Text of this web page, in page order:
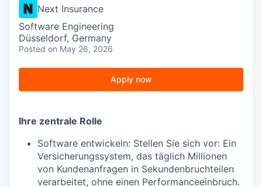
Next Insurance
Software Engineering
Düsseldorf, Germany
Posted on May 26, 2026
Apply now
Ihre zentrale Rolle
Software entwickeln: Stellen Sie sich vor: Ein
Versicherungssystem, das täglich Millionen
von Kundenanfragen in Sekundenbruchteilen
verarbeitet, ohne einen Performanceeinbruch.